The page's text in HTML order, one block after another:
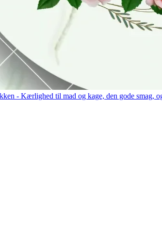
- Kærlighed til mad og kage, den gode smag,